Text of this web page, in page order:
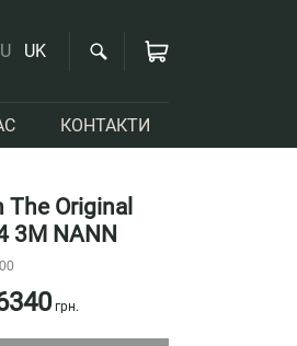
UK
КОНТАКТИ
The Original
3M NANN
грн.